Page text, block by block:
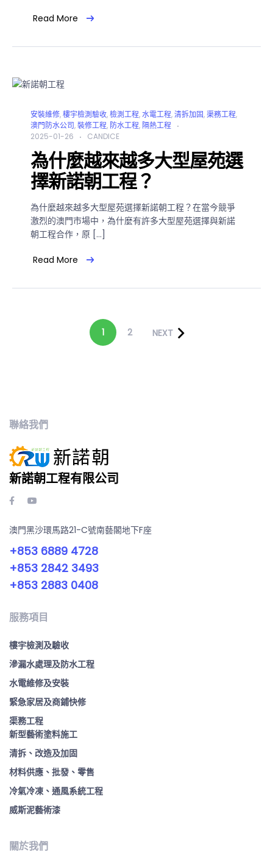
Read More
安裝維修,樓宇檢測驗收,檢測工程,水電工程,清拆加固,渠務工程,
澳門防水公司,裝修工程, 防水工程, 隔熱工程
2025-01-26
CANDICE
為什麼越來越多大型屋苑選
擇新諾朝工程？
為什麼越來越多大型屋苑選擇新諾朝工程？在當今競爭
激烈的澳門市場中，為什麼有許多大型屋苑選擇與新諾
朝工程合作，原 […]
Read More
1 2 NEXT
聯絡我們
新諾朝工程有限公司
澳門黑沙環馬路21-C號南藝閣地下F座
+853 6889 4728
+853 2842 3493
+853 2883 0408
服務項目
樓宇檢測及驗收
滲漏水處理及防水工程
水電維修及安裝
緊急家居及商鋪快修
渠務工程
新型藝術塗料施工
清拆、改造及加固
材料供應、批發、零售
冷氣冷凍、通風系統工程
威斯泥藝術漆
關於我們